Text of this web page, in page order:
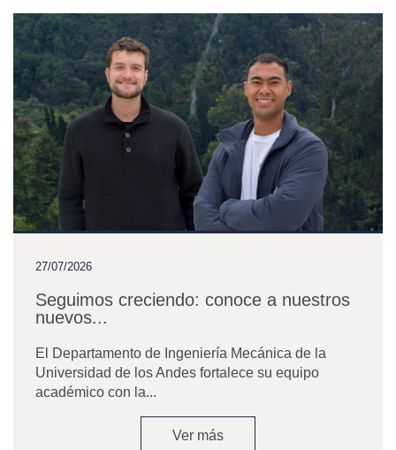
27/07/2026
Seguimos creciendo: conoce a nuestros
nuevos...
El Departamento de Ingeniería Mecánica de la
Universidad de los Andes fortalece su equipo
académico con la...
Ver más